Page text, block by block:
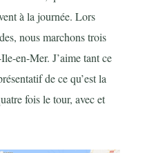
à la journée. Lors
nous marchons trois
en-Mer. J’aime tant ce
de ce qu’est la
fois le tour, avec et